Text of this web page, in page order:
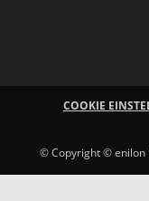
COOKIE
© Copyright © enilon